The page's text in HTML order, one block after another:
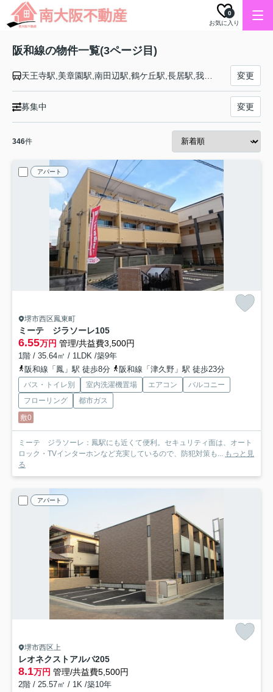
お気に入り
0
阪和線の物件一覧(3ページ目)
変更
募集中 変更
346件
アパート
堺市西区鳳東町
ミーテ ジラソーレ105
6.55万円 管理/共益費3,500円
1階 / 35.64㎡ / 1LDK /築9年
阪和線「鳳」駅 徒歩8分
阪和線「津久野」駅 徒歩23分
バス・トイレ別 室内洗濯機置場 エアコン
バルコニー
フローリング
都市ガス
敷0
ミーテ ジラソーレ：鳳駅にも近くて便利。セキュリティ面は、オート
ロック・TVインターホンなど充実しているので、防犯対策も... もっと見
る
アパート
堺市西区上
レオネクストアルバ205
8.1万円 管理/共益費5,500円
2階 / 25.57㎡ / 1K /築10年